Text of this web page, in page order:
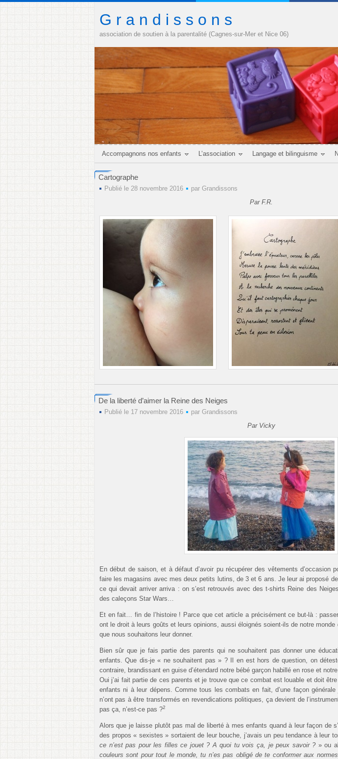
G r a n d i s s o n s
association de soutien à la parentalité (Cagnes-sur-Mer et Nice 06)
Accompagnons nos enfants L’association Langage et bilinguisme
Cartographe
Publié le 28 novembre 2016 par Grandissons
Par F.R.
De la liberté d’aimer la Reine des Neiges
Publié le 17 novembre 2016 par Grandissons
Par Vicky
En début de saison, et à défaut d’avoir pu récupérer des vêtements d’occasion
faire les magasins avec mes deux petits lutins, de 3 et 6 ans. Je leur ai proposé
ce qui devait arriver arriva : on s’est retrouvés avec des t-shirts Reine des
des caleçons Star Wars…
Et en fait… fin de l’histoire ! Parce que cet article a précisément ce but-là :
ont le droit à leurs goûts et leurs opinions, aussi éloignés soient-ils de notre monde
que nous souhaitons leur donner.
Bien sûr que je fais partie des parents qui ne souhaitent pas donner une
enfants. Que dis-je « ne souhaitent pas » ? Il en est hors de question, on
contraire, brandissant en guise d’étendard notre bébé garçon habillé en rose et
Oui j’ai fait partie de ces parents et je trouve que ce combat est louable et doit
enfants ni à leur dépens. Comme tous les combats en fait, d’une façon
n’ont pas à être transformés en revendications politiques, ça devient de
pas ça, n’est-ce pas ?2
Alors que je laisse plutôt pas mal de liberté à mes enfants quand à leur façon de
des propos « sexistes » sortaient de leur bouche, j’avais un peu tendance à leur
ce n’est pas pour les filles ce jouet ? A quoi tu vois ça, je peux savoir ? » ou
couleurs sont pour tout le monde, tu n’es pas obligé de te conformer aux